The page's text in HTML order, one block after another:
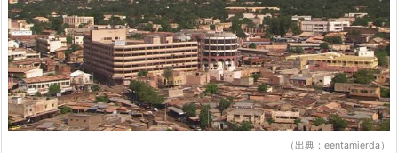
（出典：eentamierda）